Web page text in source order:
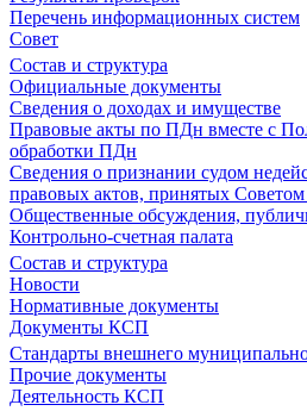
Перечень информационных систем
Совет
Состав и структура
Официальные документы
Сведения о доходах и имуществе
Правовые акты по ПДн вместе с
обработки ПДн
Сведения о признании судом
правовых актов, принятых
Общественные обсуждения,
Контрольно-счетная палата
Состав и структура
Новости
Нормативные документы
Документы КСП
Стандарты внешнего
Прочие документы
Деятельность КСП